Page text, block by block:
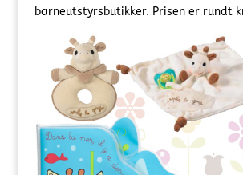
barneutstyrsbutikker. Prisen er rundt